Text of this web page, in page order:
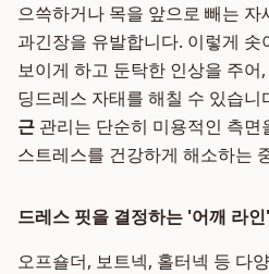
으쓱하거나 목을 앞으로 빼는
과긴장을 유발합니다. 이렇게
보이게 하고 둔탁한 인상을 주어
딩드레스 자태를 해칠 수 있습니
근 관리는 단순히 미용적인 측면
스트레스를 건강하게 해소하는
드레스 핏을 결정하는 '어깨 라
오프숄더, 보트넥, 홀터넥 등 다